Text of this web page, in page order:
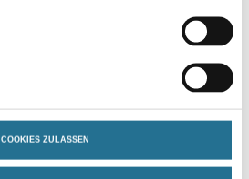
COOKIES ZULASSEN